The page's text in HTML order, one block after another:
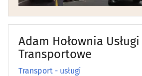
Adam Hołownia Usługi
Transportowe
Transport - usługi